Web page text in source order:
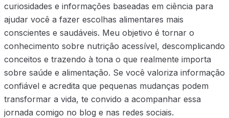
curiosidades e informações baseadas em ciência para
ajudar você a fazer escolhas alimentares mais
conscientes e saudáveis. Meu objetivo é tornar o
conhecimento sobre nutrição acessível, descomplicando
conceitos e trazendo à tona o que realmente importa
sobre saúde e alimentação. Se você valoriza informação
confiável e acredita que pequenas mudanças podem
transformar a vida, te convido a acompanhar essa
jornada comigo no blog e nas redes sociais.